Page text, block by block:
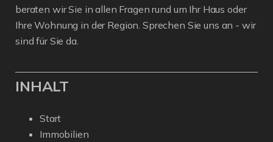
beraten wir Sie in allen Fragen rund um Ihr Haus oder
Ihre Wohnung in der Region. Sprechen Sie uns an - wir
sind für Sie da.
INHALT
Start
Immobilien